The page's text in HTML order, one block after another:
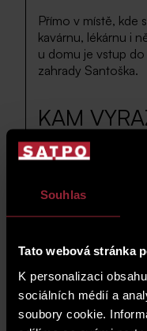
Souhlas
Tato webová stránka
K personalizaci
sociálních médií a
soubory cookie.
Přímo v místě, kde
kavárnu, lékárnu i
u domu je vstup
zahrady Santoška.
KAM
Paví vrch
Dívčí hrady
sportovní klub
Sportcentrum
OC Nový